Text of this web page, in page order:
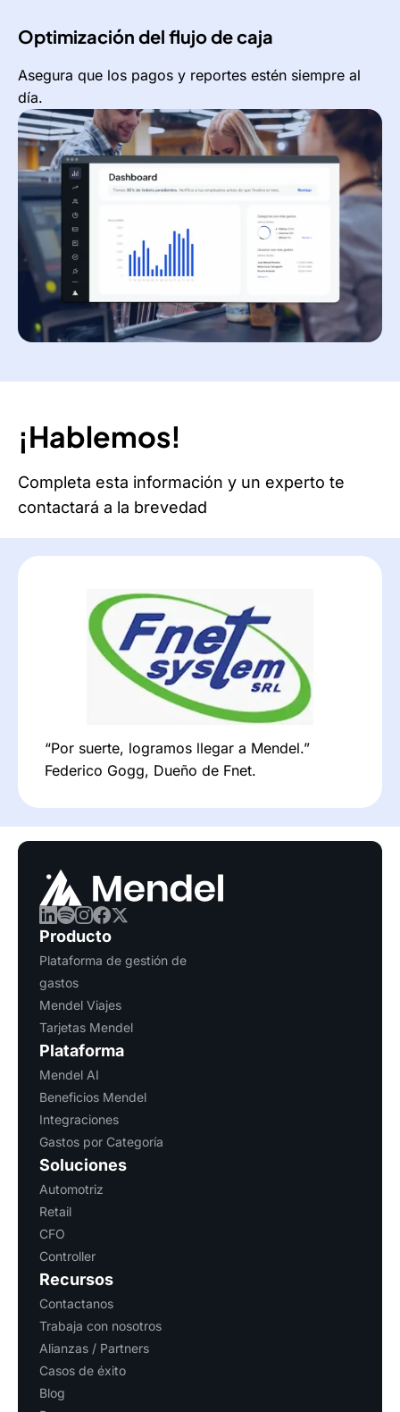
Optimización del flujo de caja
Asegura que los pagos y reportes estén siempre al
día.
¡Hablemos!
Completa esta información y un experto te
contactará a la brevedad
“Por suerte, logramos llegar a Mendel.”
Federico Gogg, Dueño de Fnet.
Producto
Plataforma de gestión de
gastos
Mendel Viajes
Tarjetas Mendel
Plataforma
Mendel AI
Beneficios Mendel
Integraciones
Gastos por Categoría
Soluciones
Automotriz
Retail
CFO
Controller
Recursos
Contactanos
Trabaja con nosotros
Alianzas / Partners
Casos de éxito
Blog